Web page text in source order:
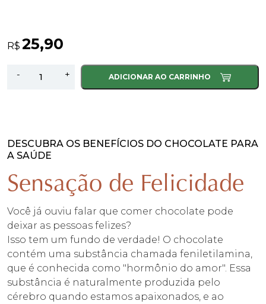
R$ 25,90
-
Dinossauro
Chocolate
100g
+ ADICIONAR AO CARRINHO
DESCUBRA OS BENEFÍCIOS DO CHOCOLATE PARA
A SAÚDE
Sensação de Felicidade
Você já ouviu falar que comer chocolate pode
deixar as pessoas felizes?
Isso tem um fundo de verdade! O chocolate
contém uma substância chamada feniletilamina,
que é conhecida como "hormônio do amor". Essa
substância é naturalmente produzida pelo
cérebro quando estamos apaixonados, e ao